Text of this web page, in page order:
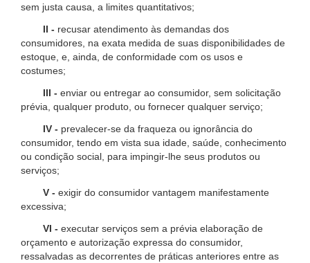
sem justa causa, a limites quantitativos;
II - recusar atendimento às demandas dos
consumidores, na exata medida de suas disponibilidades de
estoque, e, ainda, de conformidade com os usos e
costumes;
III - enviar ou entregar ao consumidor, sem solicitação
prévia, qualquer produto, ou fornecer qualquer serviço;
IV - prevalecer-se da fraqueza ou ignorância do
consumidor, tendo em vista sua idade, saúde, conhecimento
ou condição social, para impingir-lhe seus produtos ou
serviços;
V - exigir do consumidor vantagem manifestamente
excessiva;
VI - executar serviços sem a prévia elaboração de
orçamento e autorização expressa do consumidor,
ressalvadas as decorrentes de práticas anteriores entre as